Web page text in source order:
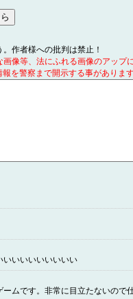
作者様への批判は禁止！
像等、法にふれる画像のアップ
を警察まで開示する事がありま
いいいいいいいいい
ムです。非常に目立たないので